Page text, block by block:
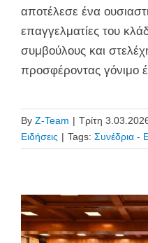
αποτέλεσε ένα
επαγγελματίες του
συμβούλους και
προσφέροντας γόνιμο
By Z-Team | Τρίτη
Ειδήσεις | Tags: Συνέδρια -